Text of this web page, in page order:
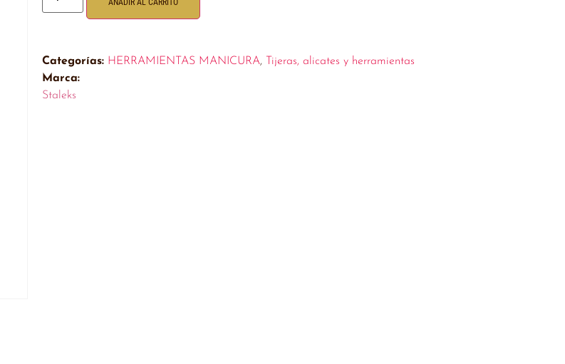
AÑADIR AL CARRITO
Categorías: HERRAMIENTAS MANICURA,
Tijeras, alicates y herramientas
Marca:
Staleks